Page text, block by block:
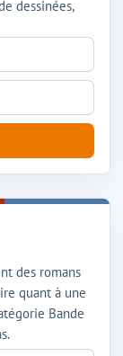
des romans
quant à une
Bande
dessinées,